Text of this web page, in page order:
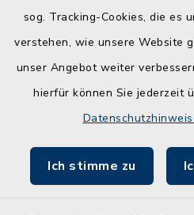
sog. Tracking-Cookies, die es
verstehen, wie unsere Website
unser Angebot weiter
hierfür können Sie jederzeit
Ich stimme zu
Schule am Ochsenweg
ZBmSH
Entwicklungsagentur für